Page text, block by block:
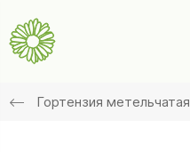
Гортензия метельчатая